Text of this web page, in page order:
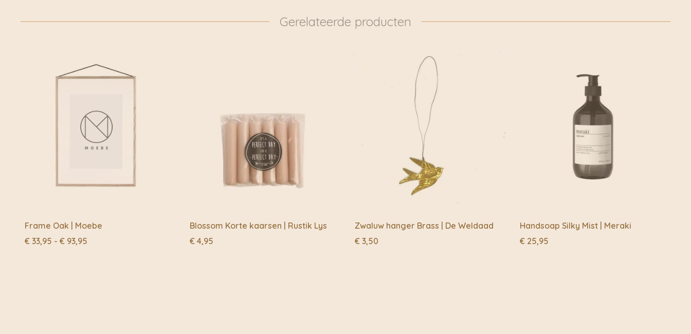
jouw huis laat aanvoelen alsof je op vakantie bent.
Passie voor vakmanschap
Laat je inspireren en ontdek de collectie van ByBazz!
door naar: https://www.fietskoeriers.nl Buiten de fietskoeriersteden wordt het
Gerelateerde producten
Frame Oak | Moebe
€ 33,95 - € 93,95
Blossom Korte kaarsen | Rustik Lys
€ 4,95
Zwaluw hanger Brass | De Weldaad
€ 3,50
Handsoap Silky Mist | Meraki
€ 25,95